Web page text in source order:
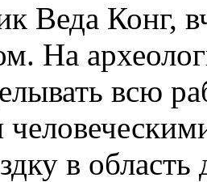
Веда Конг,
На
всю
в область